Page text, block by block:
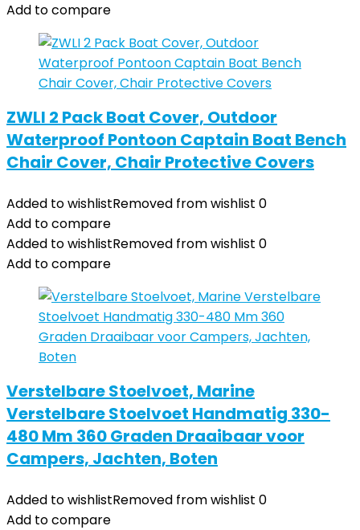
Add to compare
ZWLI 2 Pack Boat Cover, Outdoor
Waterproof Pontoon Captain Boat Bench
Chair Cover, Chair Protective Covers
Added to wishlistRemoved from wishlist 0
Add to compare
Added to wishlistRemoved from wishlist 0
Add to compare
Verstelbare Stoelvoet, Marine
Verstelbare Stoelvoet Handmatig 330-
480 Mm 360 Graden Draaibaar voor
Campers, Jachten, Boten
Added to wishlistRemoved from wishlist 0
Add to compare